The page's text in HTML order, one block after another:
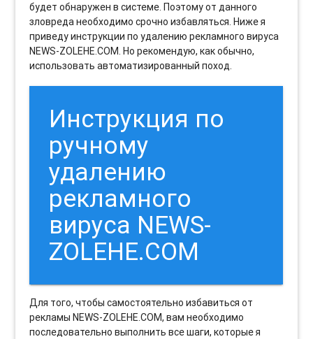
будет обнаружен в системе. Поэтому от данного
зловреда необходимо срочно избавляться. Ниже я
приведу инструкции по удалению рекламного вируса
NEWS-ZOLEHE.COM. Но рекомендую, как обычно,
использовать автоматизированный поход.
Инструкция по
ручному
удалению
рекламного
вируса NEWS-
ZOLEHE.COM
Для того, чтобы самостоятельно избавиться от
рекламы NEWS-ZOLEHE.COM, вам необходимо
последовательно выполнить все шаги, которые я